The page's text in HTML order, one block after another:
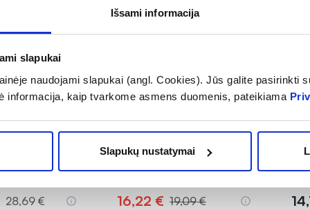
Išsami informacija
slapukai
naudojami slapukai (angl. Cookies). Jūs galite pasirinkti
informacija, kaip tvarkome asmens duomenis, pateikiama
Slapukų nustatymai
papildas
MAGNIS,
(1)
28,69 €
-15%
ECOSH maisto papildas
(1)
16,22 € 19,09 €